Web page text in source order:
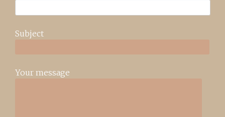
Subject
Your message